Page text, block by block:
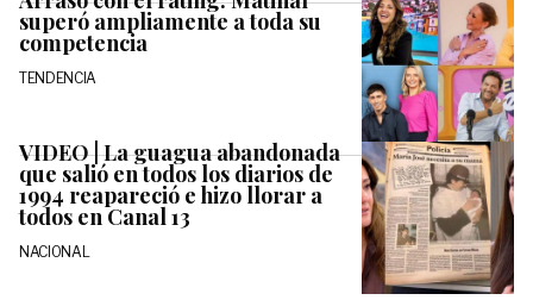
superó ampliamente a toda su
competencia
TENDENCIA
VIDEO | La guagua abandonada
que salió en todos los diarios de
1994 reapareció e hizo llorar a
todos en Canal 13
NACIONAL